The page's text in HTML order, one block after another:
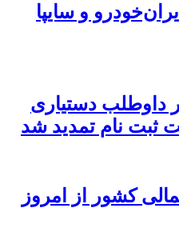
و سایپا
بیش از ۱۵ هزار داوطلب دستیاری
ثبت نام تمدید شد
کشور از امروز